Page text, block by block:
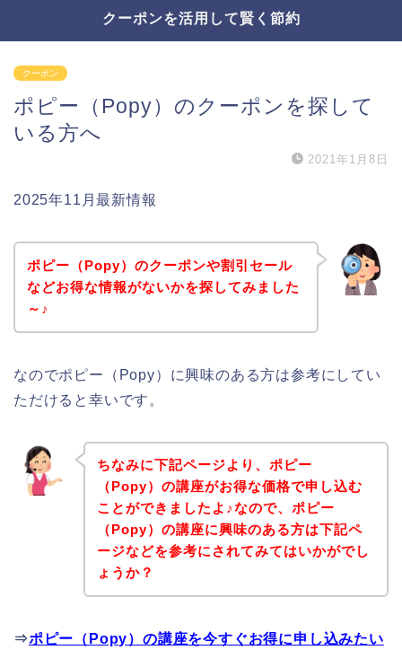
クーポンを活用して賢く節約
クーポン
ポピー（Popy）のクーポンを探して
いる方へ
2021年1月8日
2025年11月最新情報
ポピー（Popy）のクーポンや割引セール
などお得な情報がないかを探してみました
～♪
なのでポピー（Popy）に興味のある方は参考にしてい
ただけると幸いです。
ちなみに下記ページより、ポピー
（Popy）の講座がお得な価格で申し込む
ことができましたよ♪なので、ポピー
（Popy）の講座に興味のある方は下記ペ
ージなどを参考にされてみてはいかがでし
ょうか？
⇒ポピー（Popy）の講座を今すぐお得に申し込みたい